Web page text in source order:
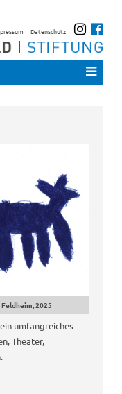
Datenschutz
2025
umfangreiches
Theater,